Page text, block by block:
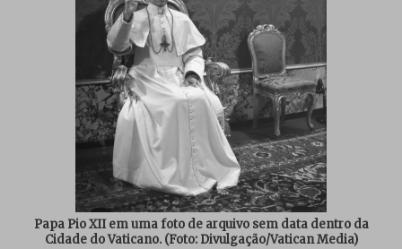
Papa Pio XII em uma foto de arquivo sem data dentro da
Cidade do Vaticano. (Foto: Divulgação/Vatican Media)